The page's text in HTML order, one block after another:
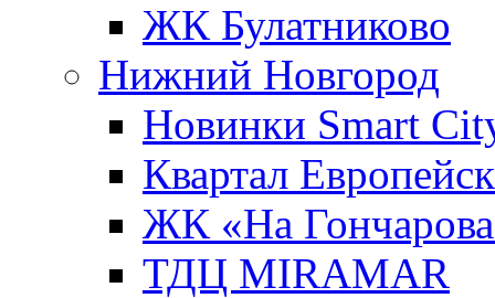
ЖК Булатниково
Нижний Новгород
Новинки Smart
Квартал
ЖК «На
ТДЦ MIRAMAR